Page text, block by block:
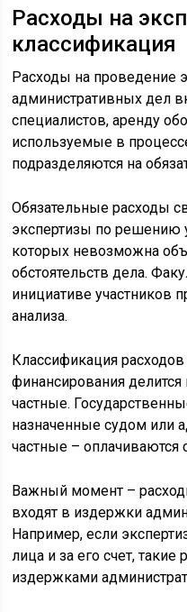
Расходы на
классификация
Расходы на проведение
административных дел
специалистов, аренду
используемые в
подразделяются на
Обязательные расходы
экспертизы по решению
которых невозможна
обстоятельств дела.
инициативе участников
анализа.
Классификация
финансирования
частные.
назначенные судом или
частные – оплачиваются
Важный момент –
входят в издержки
Например, если
лица и за его счет,
издержками